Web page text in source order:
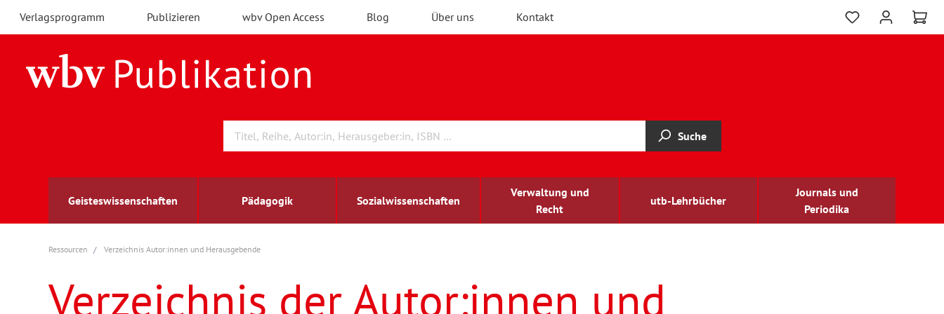
Verlagsprogramm Publizieren wbv Open Access Blog Über uns Kontakt
Suche
Geisteswissenschaften Pädagogik Sozialwissenschaften
Verwaltung und
Recht
utb-Lehrbücher
Journals und
Periodika
Archäologie
Berufs- und Wirtschaftspädagogik
Arbeitsmarktforschung
Außenwirtschaft
berufsbildung
Ressourcen Verzeichnis Autor:innen und Herausgebende
Verzeichnis der Autor:innen und